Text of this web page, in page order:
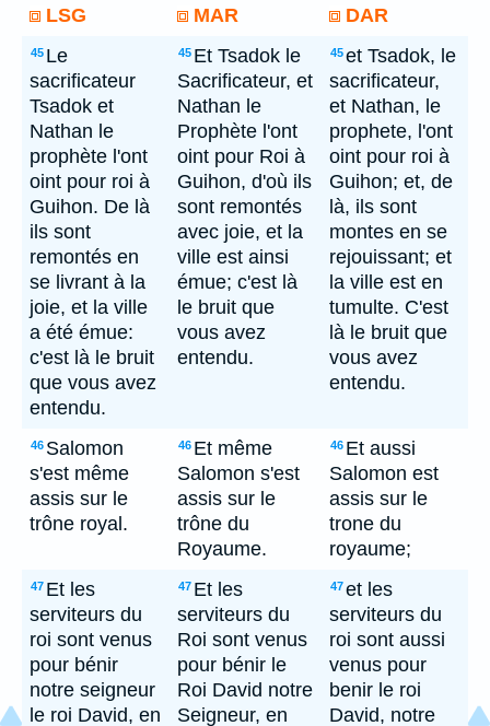
LSG
MAR DAR
45 Le
sacrificateur
Tsadok et
Nathan le
prophète l'ont
oint pour roi à
Guihon. De là
ils sont
remontés en
se livrant à la
joie, et la ville
a été émue:
c'est là le bruit
que vous avez
entendu.
45 Et Tsadok le
Sacrificateur, et
Nathan le
Prophète l'ont
oint pour Roi à
Guihon, d'où ils
sont remontés
avec joie, et la
ville est ainsi
émue; c'est là
le bruit que
vous avez
entendu.
45et Tsadok, le
sacrificateur,
et Nathan, le
prophete, l'ont
oint pour roi à
Guihon; et, de
là, ils sont
montes en se
rejouissant; et
la ville est en
tumulte. C'est
là le bruit que
vous avez
entendu.
46 Salomon
s'est même
assis sur le
trône royal.
46 Et même
Salomon s'est
assis sur le
trône du
Royaume.
46 Et aussi
Salomon est
assis sur le
trone du
royaume;
47 Et les
serviteurs du
roi sont venus
pour bénir
notre seigneur
le roi David, en
47 Et les
serviteurs du
Roi sont venus
pour bénir le
Roi David notre
Seigneur, en
47et les
serviteurs du
roi sont aussi
venus pour
benir le roi
David, notre